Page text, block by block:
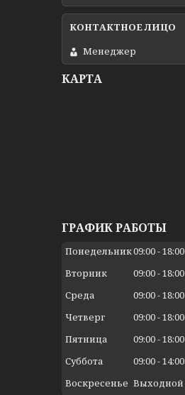
Менеджер
КАРТА
ГРАФИК РАБОТЫ
Понедельник09:00 18:00
Вторник
09:00 18:00
Среда
09:00 18:00
Четверг
09:00 18:00
Пятница
09:00 18:00
Суббота
09:00 14:00
Воскресенье Выходной